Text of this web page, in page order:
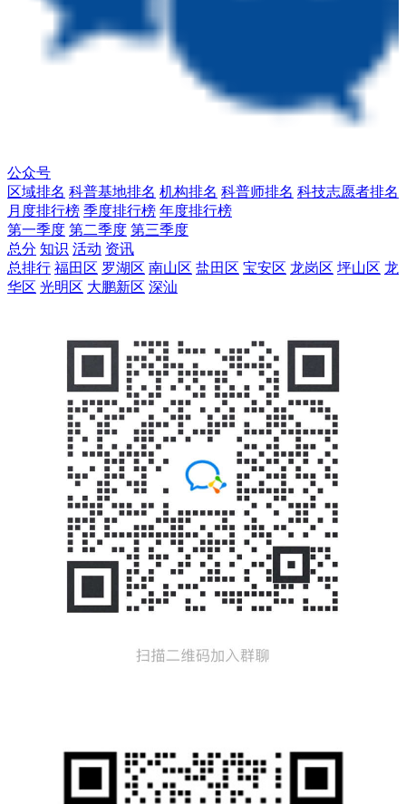
公众号
区域排名 科普基地排名 机构排名 科普师排名 科技志愿者排名
月度排行榜 季度排行榜 年度排行榜
第一季度 第二季度 第三季度
总分 知识 活动 资讯
总排行 福田区 罗湖区 南山区 盐田区 宝安区 龙岗区 坪山区 龙
华区 光明区 大鹏新区 深汕